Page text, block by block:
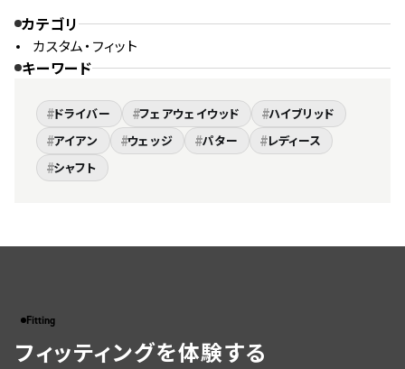
カテゴリ
カスタム・フィット
キーワード
#ドライバー #フェアウェイウッド #ハイブリッド
#アイアン #ウェッジ #パター #レディース
#シャフト
Fitting
フィッティングを体験する